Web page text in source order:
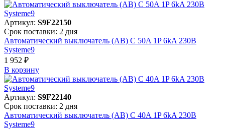
Артикул: S9F22150
Срок поставки: 2 дня
Автоматический выключатель (АВ) C 50A 1P 6kA 230В
Systeme9
1 952 ₽
В корзинy
Артикул: S9F22140
Срок поставки: 2 дня
Автоматический выключатель (АВ) C 40A 1P 6kA 230В
Systeme9